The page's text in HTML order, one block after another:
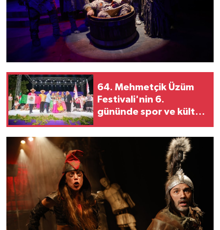
64. Mehmetçik Üzüm
Festivali'nin 6.
gününde spor ve kültür